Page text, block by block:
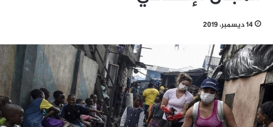
14 ديسمبر، 2019